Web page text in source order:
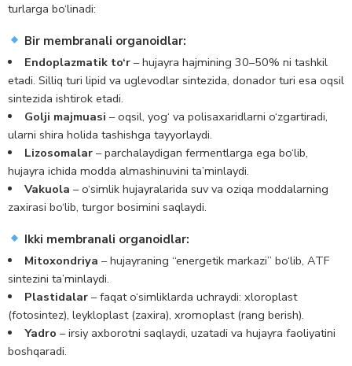
turlarga bo‘linadi:
Bir membranali organoidlar:
Endoplazmatik to‘r– hujayra hajmining 30–50% ni tashkil
etadi. Silliq turi lipid va uglevodlar sintezida, donador turi esa oqsil
sintezida ishtirok etadi.
Golji majmuasi – oqsil, yog‘ va polisaxaridlarni o‘zgartiradi,
ularni shira holida tashishga tayyorlaydi.
Lizosomalar– parchalaydigan fermentlarga ega bo‘lib,
hujayra ichida modda almashinuvini ta’minlaydi.
Vakuola – o‘simlik hujayralarida suv va oziqa moddalarning
zaxirasi bo‘lib, turgor bosimini saqlaydi.
Ikki membranali organoidlar:
Mitoxondriya – hujayraning “energetik markazi” bo‘lib, ATF
sintezini ta’minlaydi.
Plastidalar– faqat o‘simliklarda uchraydi: xloroplast
(fotosintez), leykloplast (zaxira), xromoplast (rang berish).
Yadro – irsiy axborotni saqlaydi, uzatadi va hujayra faoliyatini
boshqaradi.